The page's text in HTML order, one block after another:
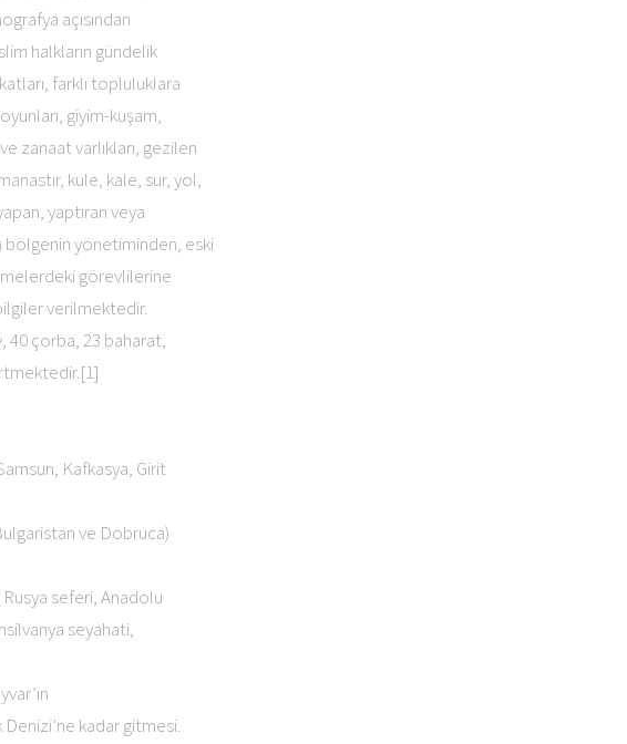
açısından
halkların gündelik
farklı topluluklara
giyim-kuşam,
zanaat varlıkları, gezilen
kule, kale, sur, yol,
yaptıran veya
bölgenin yönetiminden, eski
görevlilerine
verilmektedir.
40 çorba, 23 baharat,
Kafkasya, Girit
ve Dobruca)
seferi, Anadolu
seyahati,
kadar gitmesi.